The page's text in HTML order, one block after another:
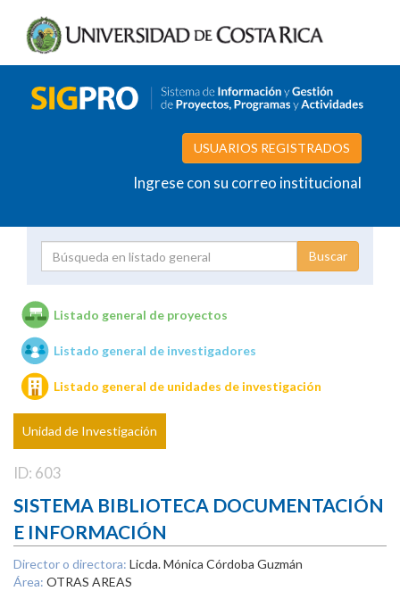
USUARIOS REGISTRADOS
Ingrese con su correo institucional
Unidades de investigación
Listado general de proyectos
Listado general de investigadores
Listado general de unidades de investigación
Unidad de Investigación
ID: 603
SISTEMA BIBLIOTECA DOCUMENTACIÓN
E INFORMACIÓN
Director o directora: Licda. Mónica Córdoba Guzmán
Área: OTRAS AREAS